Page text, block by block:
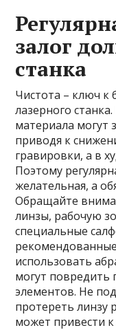
залог
станка
Чистота – ключ к
лазерного
материала могут
приводя к
гравировки, а в
Поэтому
желательная, а
Обращайте
линзы, рабочую
специальные
использовать
могут повредить
элементов. Не
протереть линзу
может привести